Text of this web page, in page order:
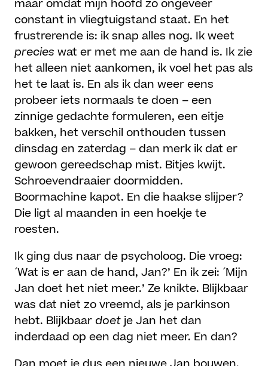
maar omdat mijn hoofd zo ongeveer
constant in vliegtuigstand staat. En het
frustrerende is: ik snap alles nog. Ik weet
precies wat er met me aan de hand is. Ik zie
het alleen niet aankomen, ik voel het pas als
het te laat is. En als ik dan weer eens
probeer iets normaals te doen – een
zinnige gedachte formuleren, een eitje
bakken, het verschil onthouden tussen
dinsdag en zaterdag – dan merk ik dat er
gewoon gereedschap mist. Bitjes kwijt.
Schroevendraaier doormidden.
Boormachine kapot. En die haakse slijper?
Die ligt al maanden in een hoekje te
roesten.
Ik ging dus naar de psycholoog. Die vroeg:
´Wat is er aan de hand, Jan?’ En ik zei: ´Mijn
Jan doet het niet meer.’ Ze knikte. Blijkbaar
was dat niet zo vreemd, als je parkinson
hebt. Blijkbaar doet je Jan het dan
inderdaad op een dag niet meer. En dan?